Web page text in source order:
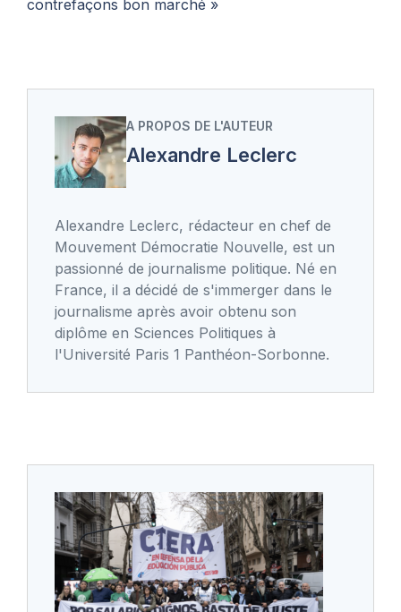
contrefaçons bon marché »
A PROPOS DE L'AUTEUR
Alexandre Leclerc
Alexandre Leclerc, rédacteur en chef de
Mouvement Démocratie Nouvelle, est un
passionné de journalisme politique. Né en
France, il a décidé de s'immerger dans le
journalisme après avoir obtenu son
diplôme en Sciences Politiques à
l'Université Paris 1 Panthéon-Sorbonne.